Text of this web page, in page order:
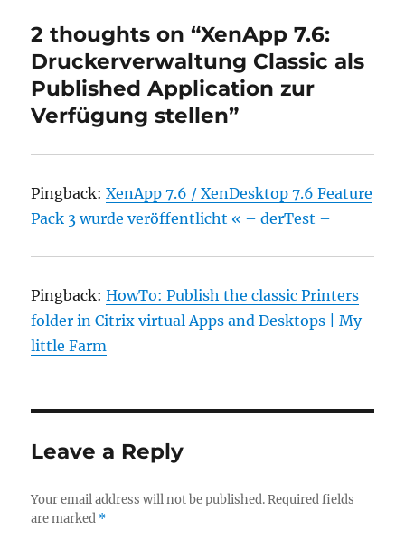
2 thoughts on “XenApp 7.6:
Druckerverwaltung Classic als
Published Application zur
Verfügung stellen”
Pingback:XenApp 7.6 / XenDesktop 7.6 Feature
Pack 3 wurde veröffentlicht « – derTest –
Pingback:HowTo: Publish the classic Printers
folder in Citrix virtual Apps and Desktops | My
little Farm
Leave a Reply
Your email address will not be published. Required fields
are marked *